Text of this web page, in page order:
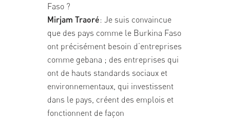
Faso ?
Mirjam Traoré: Je suis convaincue
que des pays comme le Burkina Faso
ont précisément besoin d’entreprises
comme gebana ; des entreprises qui
ont de hauts standards sociaux et
environnementaux, qui investissent
dans le pays, créent des emplois et
fonctionnent de façon